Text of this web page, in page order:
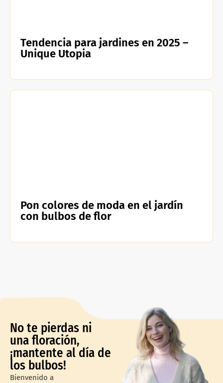
Tendencia para jardines en 2025 –
Unique Utopia
Pon colores de moda en el jardín
con bulbos de flor
No te pierdas ni
una floración,
¡mantente al día de
los bulbos!
Bienvenido a